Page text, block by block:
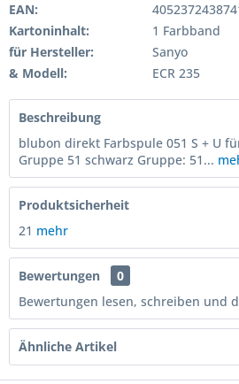
EAN:
Kartoninhalt:
1 Farbband
für Hersteller:
Sanyo
& Modell:
ECR 235
Beschreibung
blubon direkt Farbspule 051 S + U
Gruppe 51 schwarz Gruppe: 51...
Produktsicherheit
21 mehr
Bewertungen
0
Bewertungen lesen, schreiben und
Ähnliche Artikel